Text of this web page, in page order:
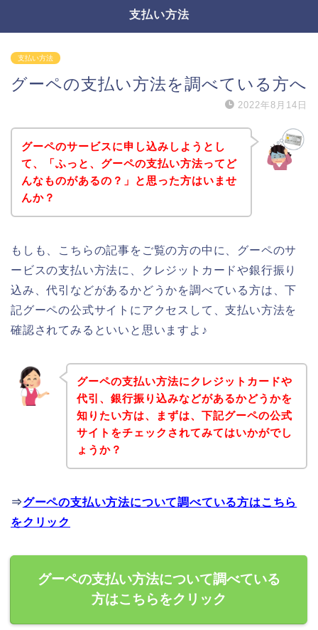
支払い方法
支払い方法
グーペの支払い方法を調べている方へ
2022年8月14日
グーペのサービスに申し込みしようとし
て、「ふっと、グーペの支払い方法ってど
んなものがあるの？」と思った方はいませ
んか？
もしも、こちらの記事をご覧の方の中に、グーペのサ
ービスの支払い方法に、クレジットカードや銀行振り
込み、代引などがあるかどうかを調べている方は、下
記グーペの公式サイトにアクセスして、支払い方法を
確認されてみるといいと思いますよ♪
グーペの支払い方法にクレジットカードや
代引、銀行振り込みなどがあるかどうかを
知りたい方は、まずは、下記グーペの公式
サイトをチェックされてみてはいかがでし
ょうか？
⇒グーペの支払い方法について調べている方はこちら
をクリック
グーペの支払い方法について調べている
方はこちらをクリック